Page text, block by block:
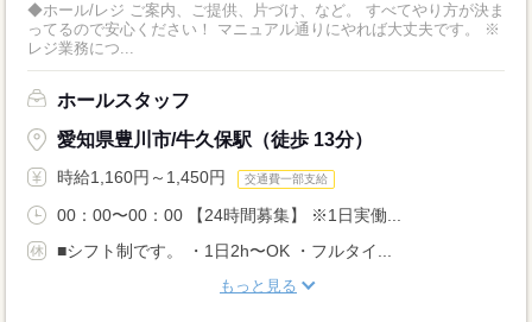
◆ホール/レジ ご案内、ご提供、片づけ、など。 すべてやり方が決ま
ってるので安心ください！ マニュアル通りにやれば大丈夫です。 ※
レジ業務につ...
ホールスタッフ
愛知県豊川市/牛久保駅（徒歩 13分）
時給1,160円～1,450円 交通費一部支給
00：00〜00：00 【24時間募集】 ※1日実働...
■シフト制です。 ・1日2h〜OK ・フルタイ...
もっと見る